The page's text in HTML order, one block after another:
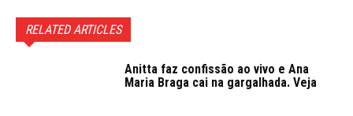
RELATED ARTICLES
Anitta faz confissão ao vivo e Ana
Maria Braga cai na gargalhada. Veja